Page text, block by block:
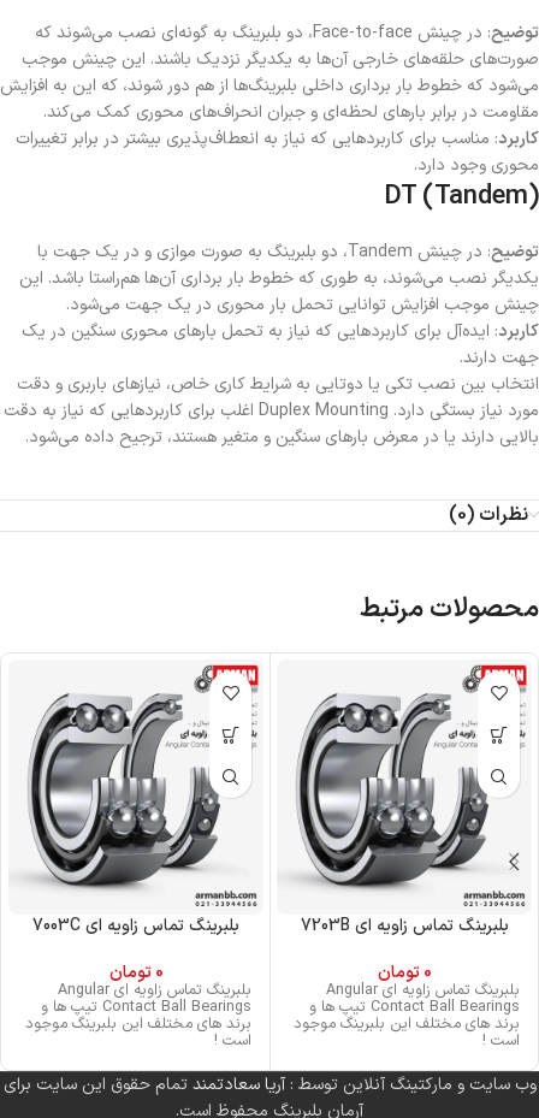
توضیح
: در چینش Face-to-face، دو بلبرینگ به گونه‌ای نصب می‌شوند که
صورت‌های حلقه‌های خارجی آن‌ها به یکدیگر نزدیک باشند. این چینش موجب
می‌شود که خطوط بار برداری داخلی بلبرینگ‌ها از هم دور شوند، که این به افزایش
مقاومت در برابر بارهای لحظه‌ای و جبران انحراف‌های محوری کمک می‌کند.
کاربرد: مناسب برای کاربردهایی که نیاز به انعطاف‌پذیری بیشتر در برابر تغییرات
محوری وجود دارد.
DT (Tandem)
توضیح
: در چینش Tandem، دو بلبرینگ به صورت موازی و در یک جهت با
یکدیگر نصب می‌شوند، به طوری که خطوط بار برداری آن‌ها هم‌راستا باشد. این
چینش موجب افزایش توانایی تحمل بار محوری در یک جهت می‌شود.
کاربرد: ایده‌آل برای کاربردهایی که نیاز به تحمل بارهای محوری سنگین در یک
جهت دارند.
انتخاب بین نصب تکی یا دوتایی به شرایط کاری خاص، نیازهای باربری و دقت
مورد نیاز بستگی دارد. Duplex Mounting اغلب برای کاربردهایی که نیاز به دقت
بالایی دارند یا در معرض بارهای سنگین و متغیر هستند، ترجیح داده می‌شود.
نظرات (0)
محصولات مرتبط
بلبرینگ تماس زاویه ای 7203B
0 تومان
بلبرینگ تماس زاویه ای Angular
Contact Ball Bearings تیپ ها و
برند های مختلف این بلبرینگ موجود
است !
بلبرینگ تماس زاویه ای 7003C
0 تومان
بلبرینگ تماس زاویه ای Angular
Contact Ball Bearings تیپ ها و
برند های مختلف این بلبرینگ موجود
است !
وب سایت و مارکتینگ آنلاین توسط :آریا سعادتمندتمام حقوق این سایت برای
آرمان بلبرینگ محفوظ است.